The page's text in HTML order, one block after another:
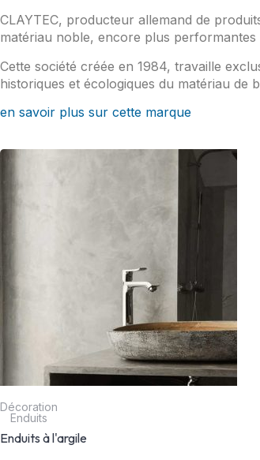
CLAYTEC, producteur allemand de
matériau noble, encore plus
Cette société créée en 1984, travaille
historiques et écologiques du matériau de
en savoir plus sur cette marque
Décoration
Enduits
Enduits à l'argile